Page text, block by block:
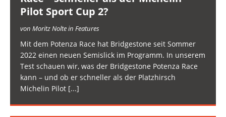
Pilot Sport Cup 2?
von Moritz Nolte in Features
Mit dem Potenza Race hat Bridgestone seit Sommer
2022 einen neuen Semislick im Programm. In unserem
Test schauen wir, was der Bridgestone Potenza Race
kann – und ob er schneller als der Platzhirsch
Michelin Pilot [...]